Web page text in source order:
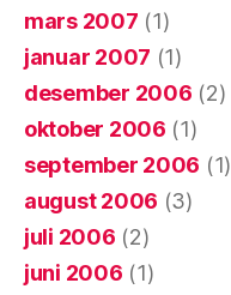
mars 2007 (1)
januar 2007 (1)
desember 2006 (2)
oktober 2006 (1)
september 2006 (1)
august 2006 (3)
juli 2006 (2)
juni 2006 (1)